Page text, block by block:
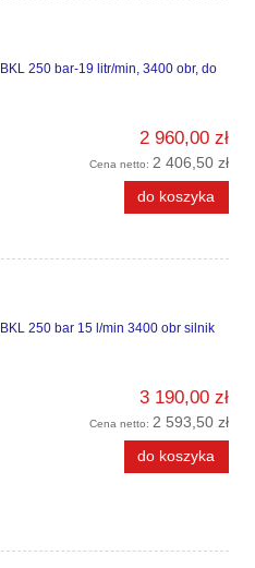
250 bar-19 litr/min, 3400 obr, do
2 960,00 zł
Cena netto: 2 406,50 zł
do koszyka
250 bar 15 l/min 3400 obr silnik
3 190,00 zł
Cena netto: 2 593,50 zł
do koszyka